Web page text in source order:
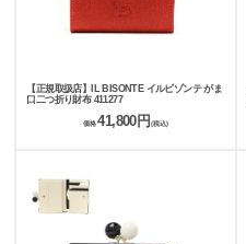
【正規取扱店】IL BISONTE イルビゾンテ がま
口二つ折り財布 411277
価格 41,800円 (税込)